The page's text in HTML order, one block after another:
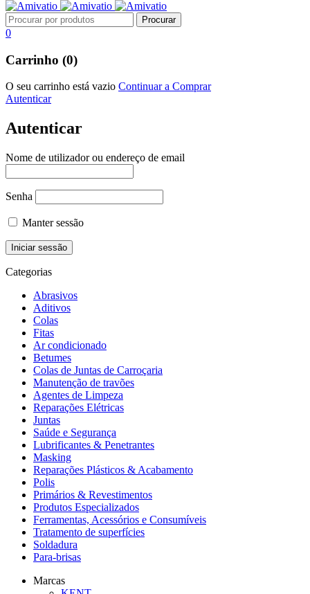
0
Carrinho (0)
O seu carrinho está vazio Continuar a Comprar
Autenticar
Autenticar
Nome de utilizador ou endereço de email
Senha
Manter sessão
Categorias
Abrasivos
Aditivos
Colas
Fitas
Ar condicionado
Betumes
Colas de Juntas de Carroçaria
Manutenção de travões
Agentes de Limpeza
Reparações Elétricas
Juntas
Saúde e Segurança
Lubrificantes & Penetrantes
Masking
Reparações Plásticos & Acabamento
Polis
Primários & Revestimentos
Produtos Especializados
Ferramentas, Acessórios e Consumíveis
Tratamento de superfícies
Soldadura
Para-brisas
Marcas